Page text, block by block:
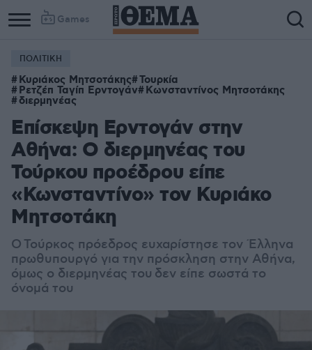
Games
ΠΟΛΙΤΙΚΗ
Κυριάκος Μητσοτάκης Τουρκία
Ρετζέπ Ταγίπ Ερντογάν Κωνσταντίνος Μητσοτάκης
διερμηνέας
Επίσκεψη Ερντογάν στην
Αθήνα: Ο διερμηνέας του
Τούρκου προέδρου είπε
«Κωνσταντίνο» τον Κυριάκο
Μητσοτάκη
Ο Τούρκος πρόεδρος ευχαρίστησε τον Έλληνα
πρωθυπουργό για την πρόσκληση στην Αθήνα,
όμως ο διερμηνέας του δεν είπε σωστά το
όνομά του